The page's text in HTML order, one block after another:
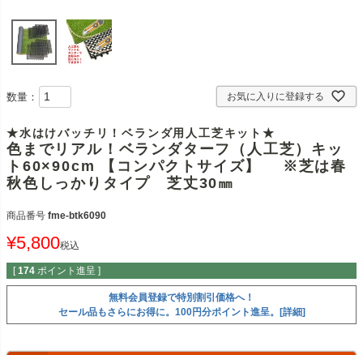
お気に入りに登録する
数量：
★水はけバッチリ！ベランダ用人工芝キット★
色までリアル！ベランダターフ（人工芝）キッ
ト60×90cm 【コンパクトサイズ】 ※芝は春
秋色しっかりタイプ 芝丈30㎜
商品番号 fme-btk6090
¥5,800税込
[ 174 ポイント進呈 ]
無料会員登録で特別割引価格へ！
セール品もさらにお得に。100円分ポイント進呈。[詳細]